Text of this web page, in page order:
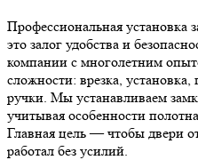
Профессиональная
это залог удобства и
компании с многолетним
сложности: врезка,
ручки. Мы устанавливаем
учитывая особенности
Главная цель — чтобы двери
работал без усилий.